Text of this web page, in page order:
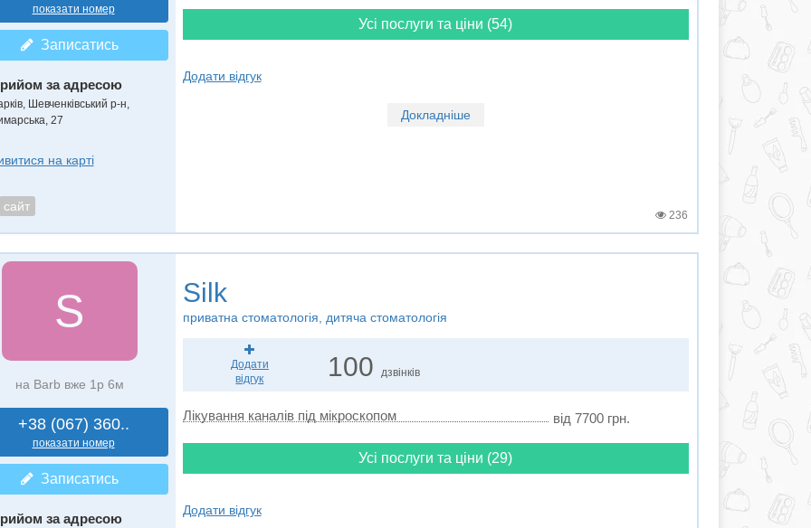
показати номер
Записатись
за адресою
Шевченківський р-н,
27
на карті
сайт
Усі послуги та ціни (54)
Додати відгук
Докладніше
236
S
на Barb вже 1р 6м
+38 (067) 360..
показати номер
Записатись
за адресою
Silk
приватна стоматологія, дитяча стоматологія
Додати
відгук
100 дзвінків
Лікування каналів під мікроскопом від 7700 грн.
Усі послуги та ціни (29)
Додати відгук